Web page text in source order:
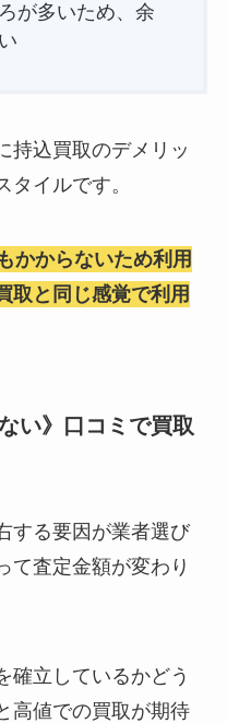
が多いため、余
持込買取のデメリッ
タイルです。
かからないため利用
取と同じ感覚で利用
い》口コミで買取
する要因が業者選び
て査定金額が変わり
確立しているかどう
高値での買取が期待